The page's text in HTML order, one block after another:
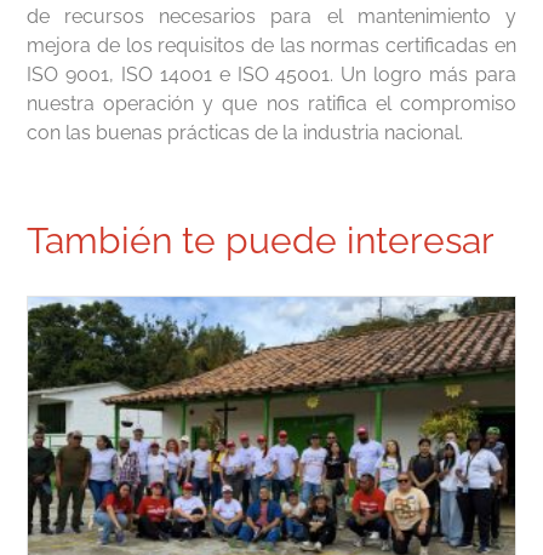
de recursos necesarios para el mantenimiento y
mejora de los requisitos de las normas certificadas en
ISO 9001, ISO 14001 e ISO 45001. Un logro más para
nuestra operación y que nos ratifica el compromiso
con las buenas prácticas de la industria nacional.
También te puede interesar